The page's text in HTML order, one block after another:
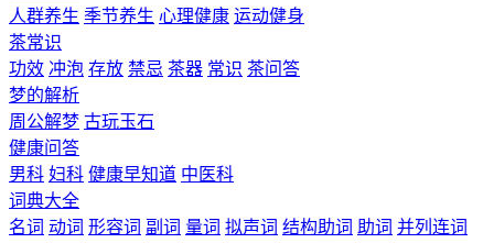
人群养生 季节养生 心理健康 运动健身
茶常识
功效 冲泡 存放 禁忌 茶器 常识 茶问答
梦的解析
周公解梦 古玩玉石
健康问答
男科 妇科 健康早知道 中医科
词典大全
名词 动词 形容词 副词 量词 拟声词 结构助词 助词 并列连词